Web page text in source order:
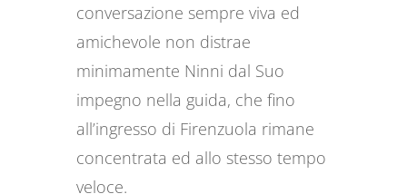
conversazione sempre viva ed
amichevole non distrae
minimamente Ninni dal Suo
impegno nella guida, che fino
all’ingresso di Firenzuola rimane
concentrata ed allo stesso tempo
veloce.